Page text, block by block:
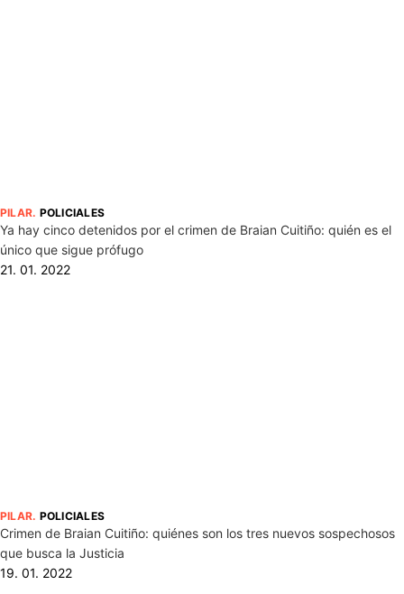
PILAR. POLICIALES
Ya hay cinco detenidos por el crimen de Braian Cuitiño: quién es el
único que sigue prófugo
21. 01. 2022
PILAR. POLICIALES
Crimen de Braian Cuitiño: quiénes son los tres nuevos sospechosos
que busca la Justicia
19. 01. 2022